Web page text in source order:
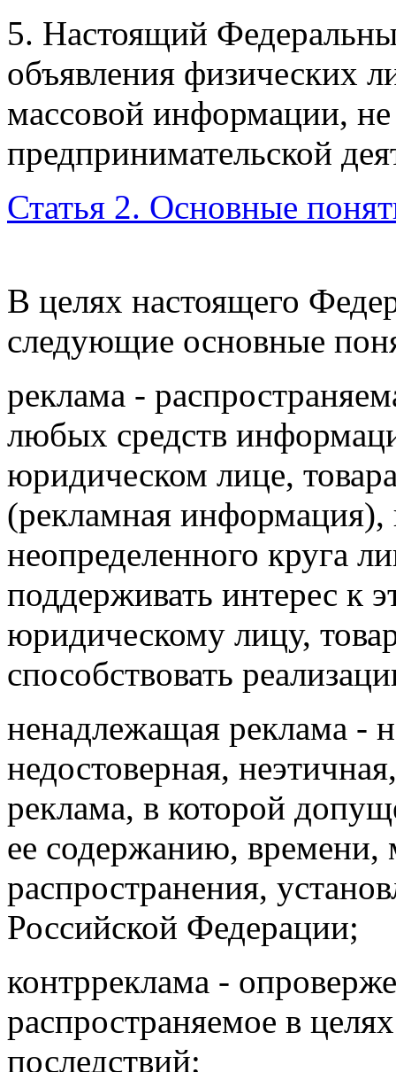
5. Настоящий
объявления физических
массовой информации, не
предпринимательской
Статья 2. Основные
В целях настоящего
следующие основные
реклама -
любых средств
юридическом лице,
(рекламная информация),
неопределенного круга
поддерживать интерес к
юридическому лицу,
способствовать
ненадлежащая реклама -
недостоверная,
реклама, в которой
ее содержанию, времени,
распространения,
Российской Федерации;
контрреклама -
распространяемое в
последствий;